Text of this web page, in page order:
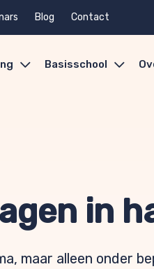
Blog Contact
Basisschool
in
maar alleen onder